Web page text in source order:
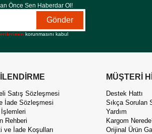
Önce Sen Haberdar Ol!
Gönder
korunmasını kabul
Satış Sözleşmesi
İade Sözleşmesi
Rehberi
ve İade Koşulları
MÜŞTERİ
Destek Hattı
Sıkça Sorulan
Yardım
Kargom
Orijinal Ürün